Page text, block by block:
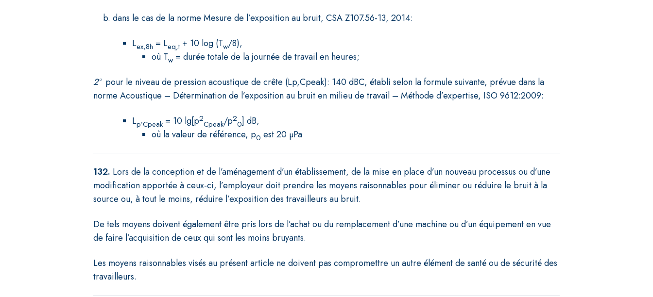
dans le cas de la norme Mesure de l’exposition au bruit, CSA Z107.56-13, 2014:
Lex,8h = Leq,t+ 10 log (Tw/8),
où Tw = durée totale de la journée de travail en heures;
2° pour le niveau de pression acoustique de crête (Lp,Cpeak): 140 dBC, établi selon la formule suivante, prévue dans la
norme Acoustique – Détermination de l’exposition au bruit en milieu de travail – Méthode d’expertise, ISO 9612:2009:
Lp’Cpeak = 10 lg[p2
Cpeak/p2
0] dB,
où la valeur de référence, p0 est 20 μPa
132. Lors de la conception et de l’aménagement d’un établissement, de la mise en place d’un nouveau processus ou d’une
modification apportée à ceux-ci, l’employeur doit prendre les moyens raisonnables pour éliminer ou réduire le bruit à la
source ou, à tout le moins, réduire l’exposition des travailleurs au bruit.
De tels moyens doivent également être pris lors de l’achat ou du remplacement d’une machine ou d’un équipement en vue
de faire l’acquisition de ceux qui sont les moins bruyants.
Les moyens raisonnables visés au présent article ne doivent pas compromettre un autre élément de santé ou de sécurité des
travailleurs.